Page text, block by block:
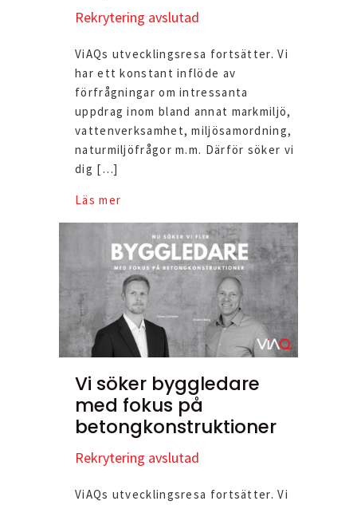
Rekrytering avslutad
ViAQs utvecklingsresa fortsätter. Vi
har ett konstant inflöde av
förfrågningar om intressanta
uppdrag inom bland annat markmiljö,
vattenverksamhet, miljösamordning,
naturmiljöfrågor m.m. Därför söker vi
dig […]
Läs mer
Vi söker byggledare
med fokus på
betongkonstruktioner
Rekrytering avslutad
ViAQs utvecklingsresa fortsätter. Vi